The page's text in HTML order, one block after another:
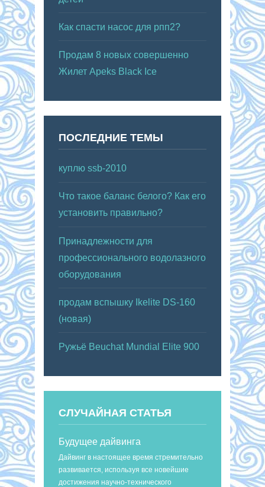
Как спасти насос для рпп2?
Продам 8 новых совершенно
Жилет Apeks Black Ice
ПОСЛЕДНИЕ ТЕМЫ
куплю ssb-2010
Что такое баланс белого? Как его
установить правильно?
Принадлежности для
профессионального водолазного
оборудования
продам вспышку Ikelite DS-160
(новая)
Ружьё Beuchat Mundial Elite 900
СЛУЧАЙНАЯ СТАТЬЯ
Будущее дайвинга
Дайвинг в настоящее время стремительно
развивается, используя все новейшие
достижения научно-технического